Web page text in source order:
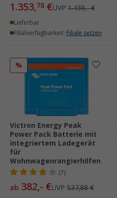
1.353,78 €UVP 1.439,- €
Lieferbar
Filialverfügbarkeit: Filiale setzen
%
Victron Energy Peak
Power Pack Batterie mit
integriertem Ladegerät
für
Wohnwagenrangierhilfen
(7)
ab 382,- €UVP 537,88 €